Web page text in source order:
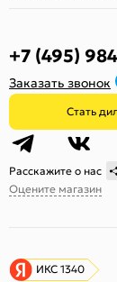
+7 (495)
Заказать звонок
Стать
Расскажите о нас
Оцените магазин
ИКС 1340